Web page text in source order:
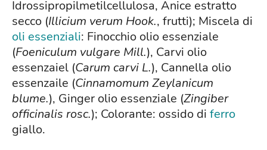
Idrossipropilmetilcellulosa, Anice estratto
secco (Illicium verum Hook., frutti); Miscela di
oli essenziali: Finocchio olio essenziale
(Foeniculum vulgare Mill.), Carvi olio
essenzaiel (Carum carvi L.), Cannella olio
essenzaile (Cinnamomum Zeylanicum
blume.), Ginger olio essenziale (Zingiber
officinalis rosc.); Colorante: ossido di ferro
giallo.